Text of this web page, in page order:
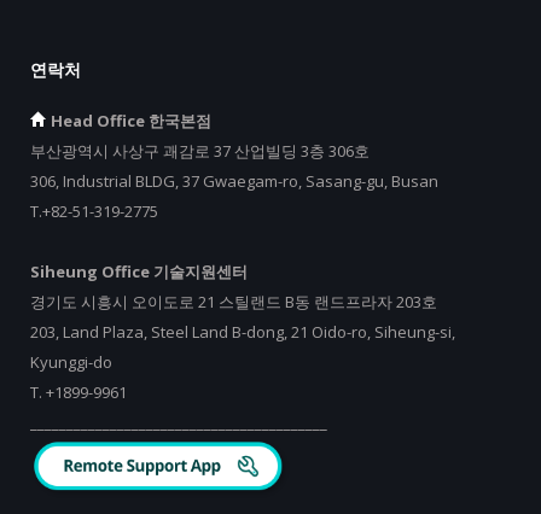
연락처
Head Office 한국본점
부산광역시 사상구 괘감로 37 산업빌딩 3층 306호
306, Industrial BLDG, 37 Gwaegam-ro, Sasang-gu, Busan
T.+82-51-319-2775
Siheung Office 기술지원센터
경기도 시흥시 오이도로 21 스틸랜드 B동 랜드프라자 203호
203, Land Plaza, Steel Land B-dong, 21 Oido-ro, Siheung-si,
Kyunggi-do
T. +1899-9961